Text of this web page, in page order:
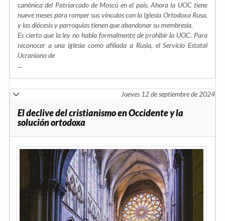
canónica del Patriarcado de Moscú en el país. Ahora la UOC tiene
nueve meses para romper sus vínculos con la Iglesia Ortodoxa Rusa,
y las diócesis y parroquias tienen que abandonar su membresía.
Es cierto que la ley no habla formalmente de prohibir la UOC. Para
reconocer a una iglesia como afiliada a Rusia, el Servicio Estatal
Ucraniano de
...
Jueves 12 de septiembre de 2024
El declive del cristianismo en Occidente y la
solución ortodoxa